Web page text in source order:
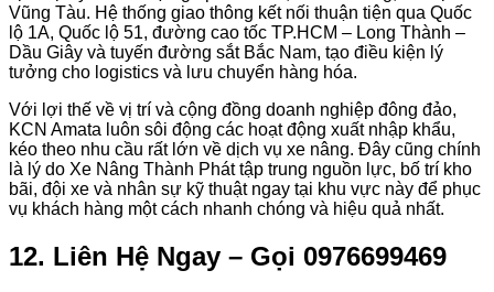
Vũng Tàu. Hệ thống giao thông kết nối thuận tiện qua Quốc
lộ 1A, Quốc lộ 51, đường cao tốc TP.HCM – Long Thành –
Dầu Giây và tuyến đường sắt Bắc Nam, tạo điều kiện lý
tưởng cho logistics và lưu chuyển hàng hóa.
Với lợi thế về vị trí và cộng đồng doanh nghiệp đông đảo,
KCN Amata luôn sôi động các hoạt động xuất nhập khẩu,
kéo theo nhu cầu rất lớn về dịch vụ xe nâng. Đây cũng chính
là lý do Xe Nâng Thành Phát tập trung nguồn lực, bố trí kho
bãi, đội xe và nhân sự kỹ thuật ngay tại khu vực này để phục
vụ khách hàng một cách nhanh chóng và hiệu quả nhất.
12. Liên Hệ Ngay – Gọi 0976699469